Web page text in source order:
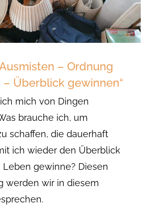
– Ordnung
– Überblick gewinnen“
mich von Dingen
brauche ich, um
schaffen, die dauerhaft
ich wieder den Überblick
Leben gewinne? Diesen
werden wir in diesem